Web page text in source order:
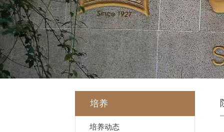
培养
培养动态